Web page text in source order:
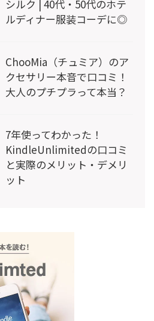
シルク | 40代・50代のホテ
ルディナー服装コーデに◎
ChooMia（チュミア）のア
クセサリー本音で口コミ！
大人のプチプラって本当？
7年使ってわかった！
KindleUnlimitedの口コミ
と実際のメリット・デメリ
ット